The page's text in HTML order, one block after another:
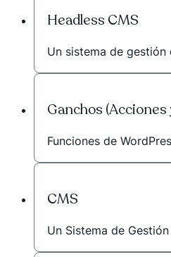
Headless CMS
Un sistema de
Ganchos
Funciones de
CMS
Un Sistema de